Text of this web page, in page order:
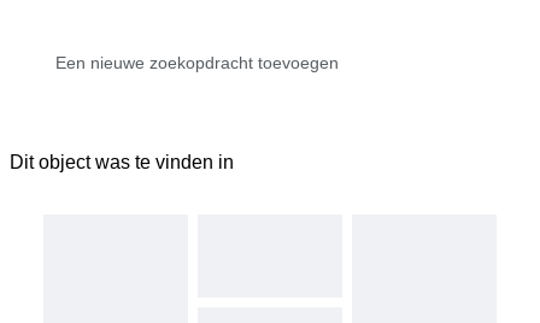
Dit object was te vinden in